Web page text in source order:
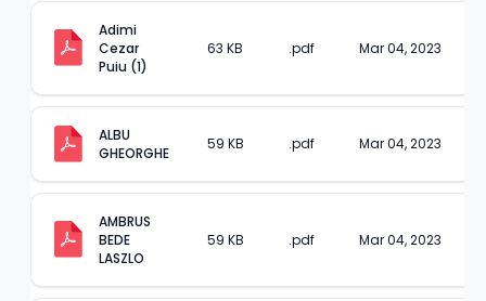
Adimi
Cezar
Puiu (1)
63 KB .pdf Mar 04, 2023
ALBU
GHEORGHE
59 KB .pdf Mar 04, 2023
AMBRUS
BEDE
LASZLO
59 KB .pdf Mar 04, 2023